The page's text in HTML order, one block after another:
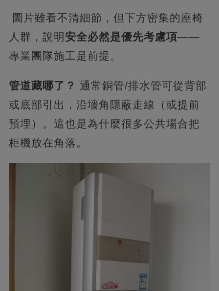
​ 圖片雖看不清細節，但下方密集的座椅
人群，說明​ ​安全必然是優先考慮項​​——
專業團隊施工是前提。
​管道藏哪了？​ ​ 通常銅管/排水管可從背部
或底部引出，沿墻角隱蔽走線（或提前
預埋）。這也是為什麼很多公共場合把
柜機放在角落。